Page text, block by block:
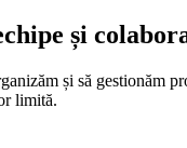
și
și să
limită.